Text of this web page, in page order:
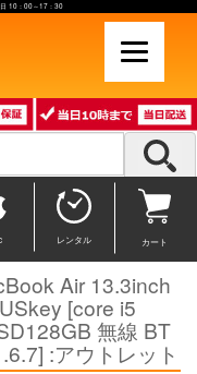
10：00～17：30
レンタル カート
Air 13.3inch
[core i5
無線 BT
:アウトレット